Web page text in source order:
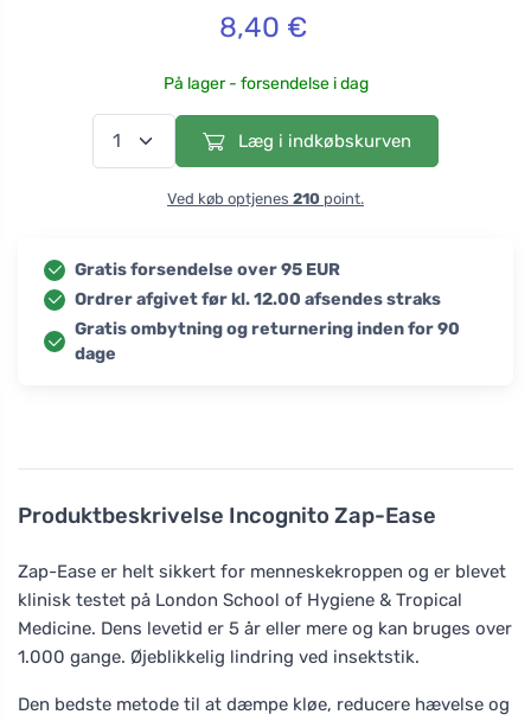
Produktbeskrivelse Incognito Zap-Ease
Zap-Ease er helt sikkert for menneskekroppen og er blevet
klinisk testet på London School of Hygiene & Tropical
Medicine. Dens levetid er 5 år eller mere og kan bruges over
1.000 gange. Øjeblikkelig lindring ved insektstik.
Den bedste metode til at dæmpe kløe, reducere hævelse og
8,40 €
På lager - forsendelse i dag
Læg i indkøbskurven
Ved køb optjenes 210 point.
Gratis forsendelse over 95 EUR
Ordrer afgivet før kl. 12.00 afsendes straks
Gratis ombytning og returnering inden for 90
dage